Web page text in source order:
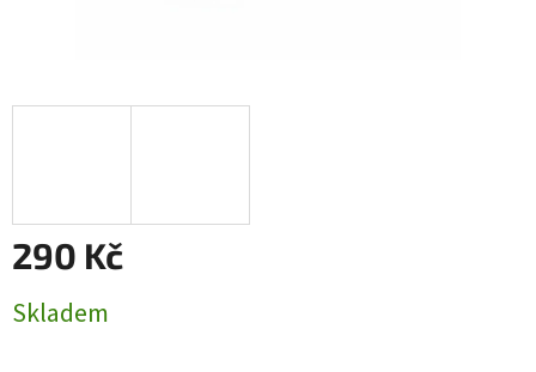
290 Kč
cena:
Skladem